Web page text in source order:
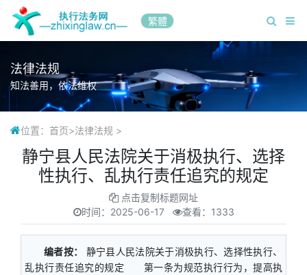
繁體
法律法规
知法善用，依法维权
位置： 首页>法律法规 >
静宁县人民法院关于消极执行、选择
性执行、乱执行责任追究的规定
点击复制标题网址
时间： 2025-06-17 查看：1333
编者按：
静宁县人民法院关于消极执行、选择性执行、
乱执行责任追究的规定 第一条为规范执行行为，提高执